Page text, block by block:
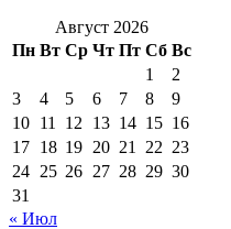
Август 2026
Пн Вт Ср Чт Пт Сб Вс
1
2
3
4 5 6 7 8
9
10 11 12 13 14 15 16
17 18 19 20 21 22 23
24 25 26 27 28 29 30
31
« Июл